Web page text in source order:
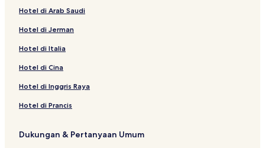
Hotel di Arab Saudi
Hotel di Jerman
Hotel di Italia
Hotel di Cina
Hotel di Inggris Raya
Hotel di Prancis
Dukungan & Pertanyaan Umum